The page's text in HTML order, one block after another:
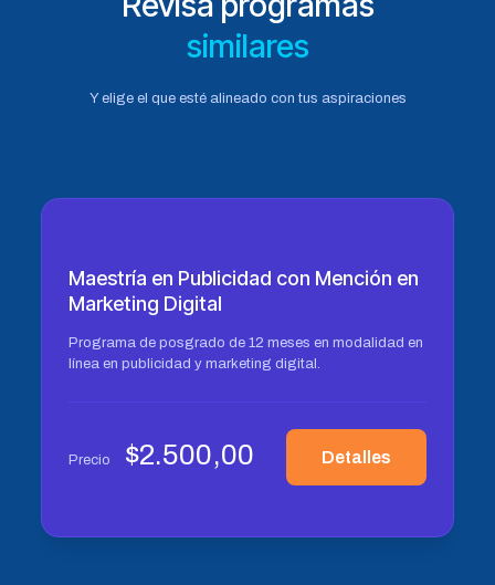
similares
Y elige el que esté alineado con tus aspiraciones
Maestría en Publicidad con Mención en
Marketing Digital
Programa de posgrado de 12 meses en modalidad en
línea en publicidad y marketing digital.
Precio $2.500,00 Detalles